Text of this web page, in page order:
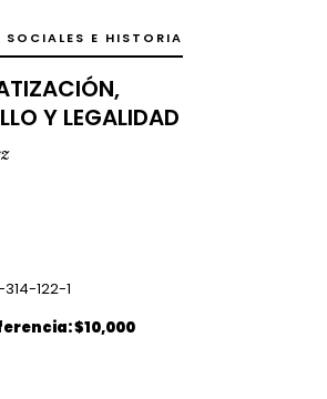
SOCIALES E HISTORIA
Y LEGALIDAD
122-1
$10,000